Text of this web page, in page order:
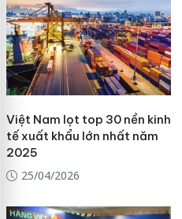
Việt Nam lọt top 30 nền kinh
tế xuất khẩu lớn nhất năm
2025
25/04/2026